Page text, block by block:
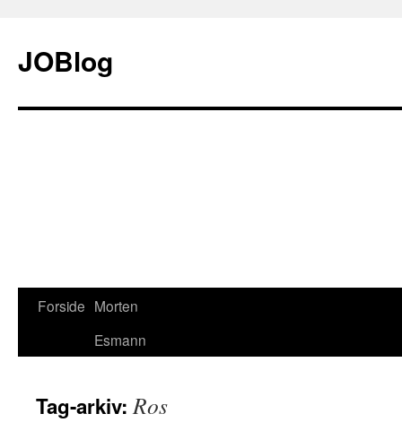
JOBlog
Hop
Forside Morten
Esmann
Tag-arkiv:Ros